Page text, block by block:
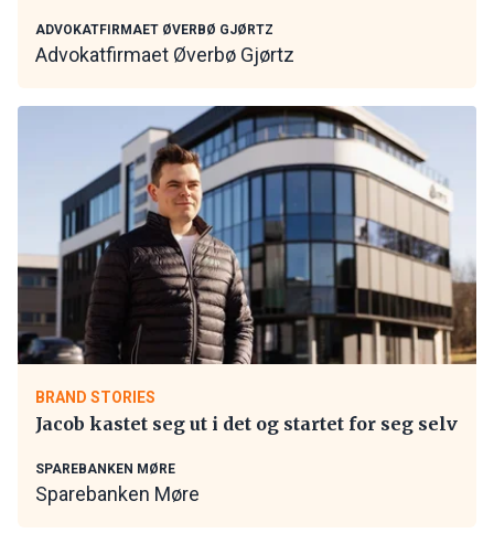
ADVOKATFIRMAET ØVERBØ GJØRTZ
Advokatfirmaet Øverbø Gjørtz
BRAND STORIES
Jacob kastet seg ut i det og startet for seg selv
SPAREBANKEN MØRE
Sparebanken Møre